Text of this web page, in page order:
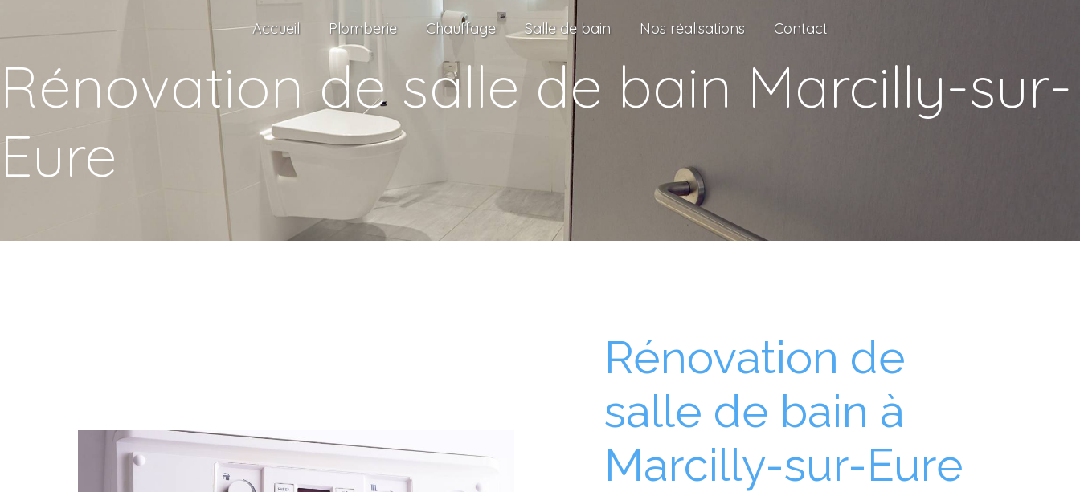
Accueil Plomberie Chauffage Salle de bain Nos réalisations Contact
Rénovation de salle de bain Marcilly-sur-
Eure
Rénovation de
salle de bain à
Marcilly-sur-Eure